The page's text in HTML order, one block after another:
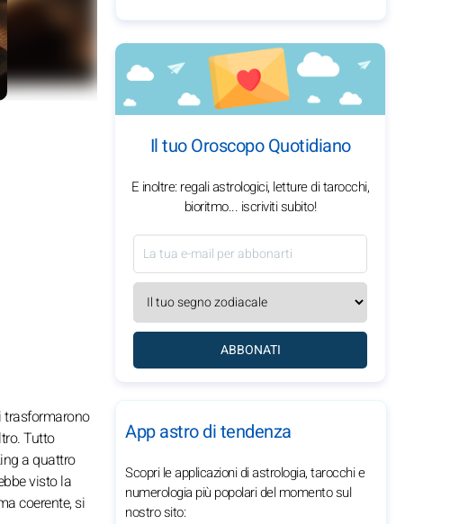
trasformarono
Tutto
a quattro
visto la
coerente, si
Il tuo Oroscopo Quotidiano
E inoltre: regali astrologici, letture di tarocchi,
bioritmo... iscriviti subito!
ABBONATI
App astro di tendenza
Scopri le applicazioni di astrologia, tarocchi e
numerologia più popolari del momento sul
nostro sito: